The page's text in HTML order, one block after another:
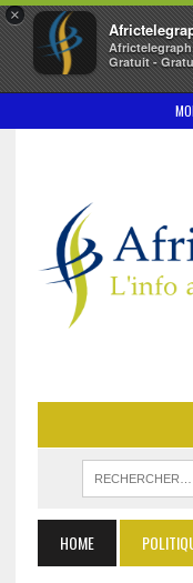
×
Africtelegraph
Gratuit -
HOME